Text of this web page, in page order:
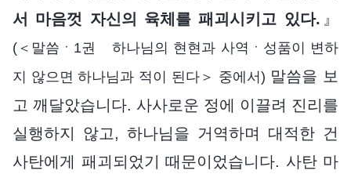
서 마음껏 자신의 육체를 패괴시키고 있다. 』
(＜말씀ㆍ1권 하나님의 현현과 사역ㆍ성품이 변하
지 않으면 하나님과 적이 된다＞ 중에서) 말씀을 보
고 깨달았습니다. 사사로운 정에 이끌려 진리를
실행하지 않고, 하나님을 거역하며 대적한 건
사탄에게 패괴되었기 때문이었습니다. 사탄 마